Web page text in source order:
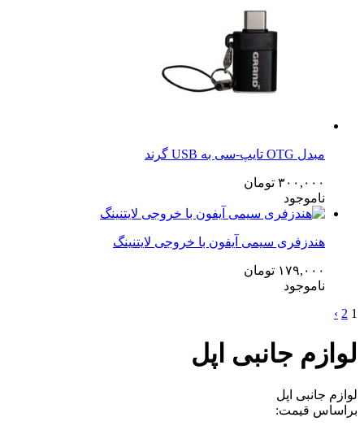
مبدل OTG تایپ‌-سی به USB گرند
۳۰۰,۰۰۰ تومان
ناموجود
هندزفری سیمی آیفون با خروجی لایتنینگ
۱۷۹,۰۰۰ تومان
ناموجود
1
2
›
لوازم جانبی اپل
لوازم جانبی اپل
براساس قیمت: